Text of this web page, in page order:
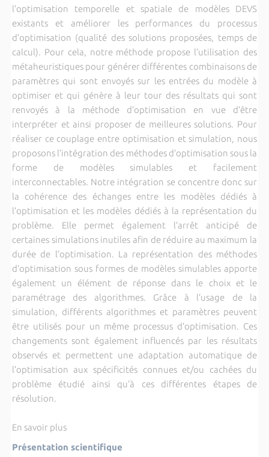
l’optimisation temporelle et spatiale de modèles DEVS
existants et améliorer les performances du processus
d’optimisation (qualité des solutions proposées, temps de
calcul). Pour cela, notre méthode propose l’utilisation des
métaheuristiques pour générer différentes combinaisons de
paramètres qui sont envoyés sur les entrées du modèle à
optimiser et qui génère à leur tour des résultats qui sont
renvoyés à la méthode d’optimisation en vue d’être
interpréter et ainsi proposer de meilleures solutions. Pour
réaliser ce couplage entre optimisation et simulation, nous
proposons l’intégration des méthodes d’optimisation sous la
forme de modèles simulables et facilement
interconnectables. Notre intégration se concentre donc sur
la cohérence des échanges entre les modèles dédiés à
l’optimisation et les modèles dédiés à la représentation du
problème. Elle permet également l’arrêt anticipé de
certaines simulations inutiles afin de réduire au maximum la
durée de l’optimisation. La représentation des méthodes
d’optimisation sous formes de modèles simulables apporte
également un élément de réponse dans le choix et le
paramétrage des algorithmes. Grâce à l’usage de la
simulation, différents algorithmes et paramètres peuvent
être utilisés pour un même processus d’optimisation. Ces
changements sont également influencés par les résultats
observés et permettent une adaptation automatique de
l’optimisation aux spécificités connues et/ou cachées du
problème étudié ainsi qu’à ces différentes étapes de
résolution.
En savoir plus
Présentation scientifique